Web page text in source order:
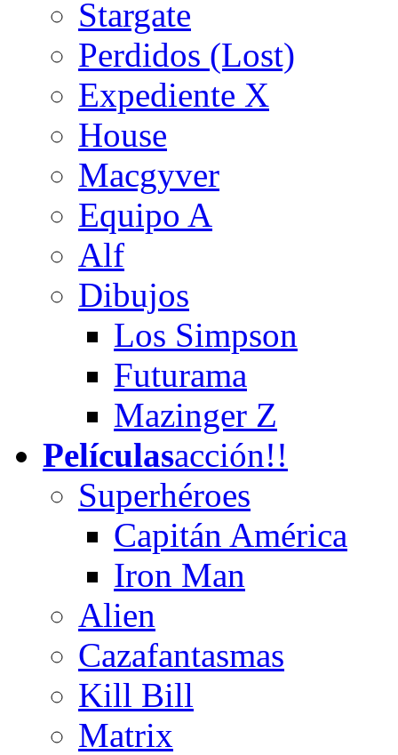
Stargate
Perdidos (Lost)
Expediente X
House
Macgyver
Equipo A
Alf
Dibujos
Los Simpson
Futurama
Mazinger Z
Películasacción!!
Superhéroes
Capitán América
Iron Man
Alien
Cazafantasmas
Kill Bill
Matrix